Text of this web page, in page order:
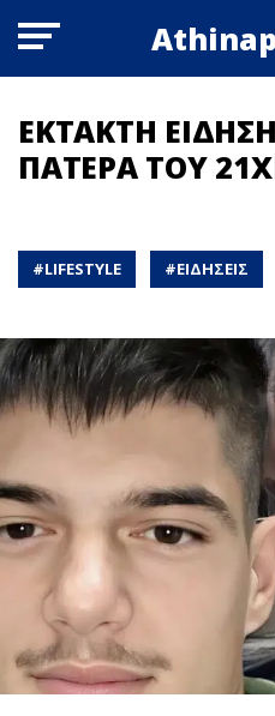
ΕΚΤΑΚΤΗ
ΠΑΤΕΡΑ ΤΟΥ
#LIFESTYLE #ΕΙΔΗΣΕΙΣ